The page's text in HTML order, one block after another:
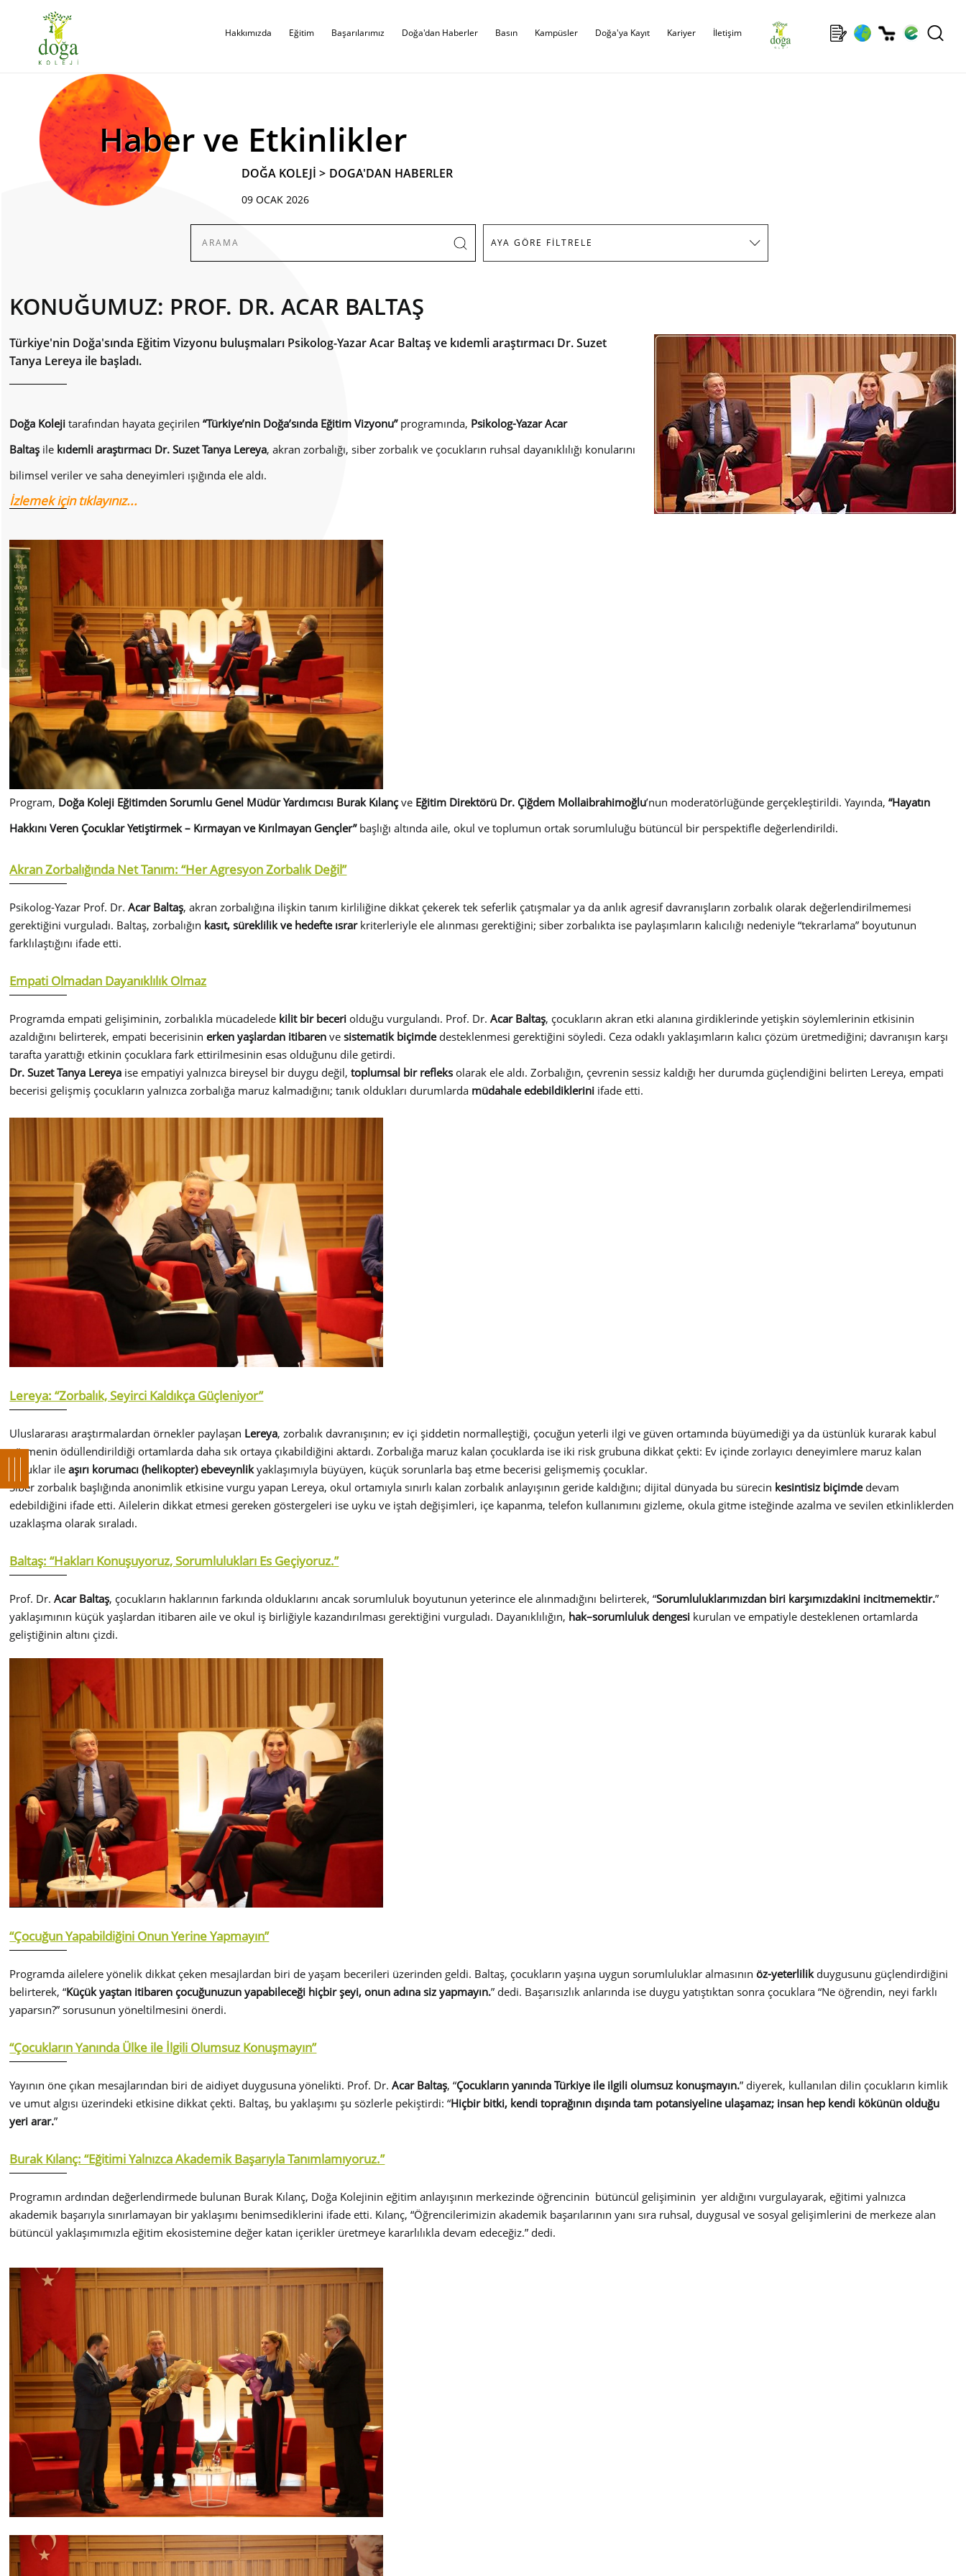
Hakkımızda Eğitim Başarılarımız Doğa'dan Haberler Basın Kampüsler Doğa'ya Kayıt Kariyer İletişim
Haber ve Etkinlikler
DOĞA KOLEJİ > DOGA'DAN HABERLER
09 OCAK 2026
KONUĞUMUZ: PROF. DR. ACAR BALTAŞ
Türkiye'nin Doğa'sında Eğitim Vizyonu buluşmaları Psikolog-Yazar Acar Baltaş ve kıdemli araştırmacı Dr. Suzet
Tanya Lereya ile başladı.
Doğa Koleji tarafından hayata geçirilen“Türkiye’nin Doğa’sında Eğitim Vizyonu”programında, Psikolog-Yazar Acar
Baltaş ile kıdemli araştırmacı Dr. Suzet Tanya Lereya, akran zorbalığı, siber zorbalık ve çocukların ruhsal dayanıklılığı konularını
bilimsel veriler ve saha deneyimleri ışığında ele aldı.
İzlemek için tıklayınız...
Program, Doğa Koleji Eğitimden Sorumlu Genel Müdür Yardımcısı Burak Kılançve Eğitim Direktörü Dr. Çiğdem Mollaibrahimoğlu’nun moderatörlüğünde gerçekleştirildi. Yayında,“Hayatın
Hakkını Veren Çocuklar Yetiştirmek – Kırmayan ve Kırılmayan Gençler”başlığı altında aile, okul ve toplumun ortak sorumluluğu bütüncül bir perspektifle değerlendirildi.
Akran Zorbalığında Net Tanım: “Her Agresyon Zorbalık Değil”
Psikolog-Yazar Prof. Dr.Acar Baltaş, akran zorbalığına ilişkin tanım kirliliğine dikkat çekerek tek seferlik çatışmalar ya da anlık agresif davranışların zorbalık olarak değerlendirilmemesi
gerektiğini vurguladı. Baltaş, zorbalığın kasıt, süreklilik ve hedefte ısrarkriterleriyle ele alınması gerektiğini; siber zorbalıkta ise paylaşımların kalıcılığı nedeniyle “tekrarlama” boyutunun
farklılaştığını ifade etti.
Empati Olmadan Dayanıklılık Olmaz
Programda empati gelişiminin, zorbalıkla mücadelede kilit bir beceri olduğu vurgulandı. Prof. Dr.Acar Baltaş, çocukların akran etki alanına girdiklerinde yetişkin söylemlerinin etkisinin
azaldığını belirterek, empati becerisininerken yaşlardan itibaren vesistematik biçimdedesteklenmesi gerektiğini söyledi. Ceza odaklı yaklaşımların kalıcı çözüm üretmediğini; davranışın karşı
tarafta yarattığı etkinin çocuklara fark ettirilmesinin esas olduğunu dile getirdi.
Dr. Suzet Tanya Lereya ise empatiyi yalnızca bireysel bir duygu değil,toplumsal bir refleks olarak ele aldı. Zorbalığın, çevrenin sessiz kaldığı her durumda güçlendiğini belirten Lereya, empati
becerisi gelişmiş çocukların yalnızca zorbalığa maruz kalmadığını; tanık oldukları durumlarda müdahale edebildiklerini ifade etti.
Lereya: “Zorbalık, Seyirci Kaldıkça Güçleniyor”
Uluslararası araştırmalardan örnekler paylaşan Lereya, zorbalık davranışının; ev içi şiddetin normalleştiği, çocuğun yeterli ilgi ve güven ortamında büyümediği ya da üstünlük kurarak kabul
görmenin ödüllendirildiği ortamlarda daha sık ortaya çıkabildiğini aktardı. Zorbalığa maruz kalan çocuklarda ise iki risk grubuna dikkat çekti: Ev içinde zorlayıcı deneyimlere maruz kalan
çocuklar ileaşırı korumacı (helikopter) ebeveynlikyaklaşımıyla büyüyen, küçük sorunlarla baş etme becerisi gelişmemiş çocuklar.
Siber zorbalık başlığında anonimlik etkisine vurgu yapan Lereya, okul ortamıyla sınırlı kalan zorbalık anlayışının geride kaldığını; dijital dünyada bu sürecin kesintisiz biçimdedevam
edebildiğini ifade etti. Ailelerin dikkat etmesi gereken göstergeleri ise uyku ve iştah değişimleri, içe kapanma, telefon kullanımını gizleme, okula gitme isteğinde azalma ve sevilen etkinliklerden
uzaklaşma olarak sıraladı.
Baltaş: “Hakları Konuşuyoruz, Sorumlulukları Es Geçiyoruz.”
Prof. Dr.Acar Baltaş, çocukların haklarının farkında olduklarını ancak sorumluluk boyutunun yeterince ele alınmadığını belirterek, “Sorumluluklarımızdan biri karşımızdakini incitmemektir.”
yaklaşımının küçük yaşlardan itibaren aile ve okul iş birliğiyle kazandırılması gerektiğini vurguladı. Dayanıklılığın, hak–sorumluluk dengesi kurulan ve empatiyle desteklenen ortamlarda
geliştiğinin altını çizdi.
“Çocuğun Yapabildiğini Onun Yerine Yapmayın”
Programda ailelere yönelik dikkat çeken mesajlardan biri de yaşam becerileri üzerinden geldi. Baltaş, çocukların yaşına uygun sorumluluklar almasınınöz-yeterlilikduygusunu güçlendirdiğini
belirterek, “Küçük yaştan itibaren çocuğunuzun yapabileceği hiçbir şeyi, onun adına siz yapmayın.” dedi. Başarısızlık anlarında ise duygu yatıştıktan sonra çocuklara “Ne öğrendin, neyi farklı
yaparsın?” sorusunun yöneltilmesini önerdi.
“Çocukların Yanında Ülke ile İlgili Olumsuz Konuşmayın”
Yayının öne çıkan mesajlarından biri de aidiyet duygusuna yönelikti. Prof. Dr.Acar Baltaş, “Çocukların yanında Türkiye ile ilgili olumsuz konuşmayın.” diyerek, kullanılan dilin çocukların kimlik
ve umut algısı üzerindeki etkisine dikkat çekti. Baltaş, bu yaklaşımı şu sözlerle pekiştirdi: “Hiçbir bitki, kendi toprağının dışında tam potansiyeline ulaşamaz; insan hep kendi kökünün olduğu
yeri arar.”
Burak Kılanç: “Eğitimi Yalnızca Akademik Başarıyla Tanımlamıyoruz.”
Programın ardından değerlendirmede bulunan Burak Kılanç, Doğa Kolejinin eğitim anlayışının merkezinde öğrencinin bütüncül gelişiminin yer aldığını vurgulayarak, eğitimi yalnızca
akademik başarıyla sınırlamayan bir yaklaşımı benimsediklerini ifade etti. Kılanç, “Öğrencilerimizin akademik başarılarının yanı sıra ruhsal, duygusal ve sosyal gelişimlerini de merkeze alan
bütüncül yaklaşımımızla eğitim ekosistemine değer katan içerikler üretmeye kararlılıkla devam edeceğiz.” dedi.